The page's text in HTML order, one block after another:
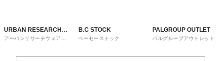
URBAN RESEARCH
ware house
アーバンリサーチウェアハ
B.C STOCK
ベーセーストック
PALGROUP OUTLET
パルグループアウトレット